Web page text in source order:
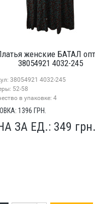
женские БАТАЛ
38054921 4032-245
38054921 4032-245
52-58
в упаковке: 4
1396 ГРН.
ЗА ЕД.: 349 грн.